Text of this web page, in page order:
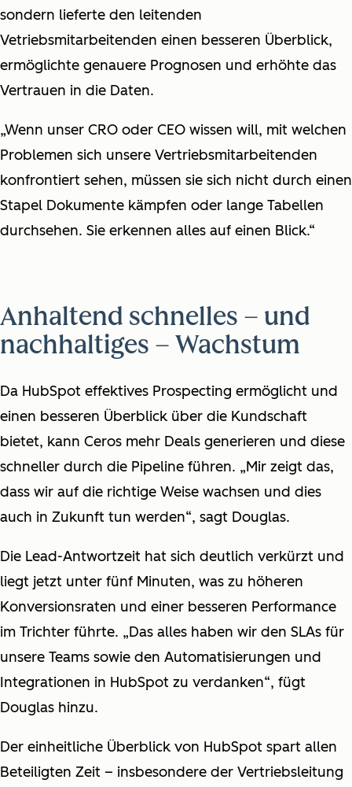
sondern lieferte den leitenden
Vetriebsmitarbeitenden einen besseren Überblick,
ermöglichte genauere Prognosen und erhöhte das
Vertrauen in die Daten.
„Wenn unser CRO oder CEO wissen will, mit welchen
Problemen sich unsere Vertriebsmitarbeitenden
konfrontiert sehen, müssen sie sich nicht durch einen
Stapel Dokumente kämpfen oder lange Tabellen
durchsehen. Sie erkennen alles auf einen Blick.“
Anhaltend schnelles – und
nachhaltiges – Wachstum
Da HubSpot effektives Prospecting ermöglicht und
einen besseren Überblick über die Kundschaft
bietet, kann Ceros mehr Deals generieren und diese
schneller durch die Pipeline führen. „Mir zeigt das,
dass wir auf die richtige Weise wachsen und dies
auch in Zukunft tun werden“, sagt Douglas.
Die Lead-Antwortzeit hat sich deutlich verkürzt und
liegt jetzt unter fünf Minuten, was zu höheren
Konversionsraten und einer besseren Performance
im Trichter führte. „Das alles haben wir den SLAs für
unsere Teams sowie den Automatisierungen und
Integrationen in HubSpot zu verdanken“, fügt
Douglas hinzu.
Der einheitliche Überblick von HubSpot spart allen
Beteiligten Zeit – insbesondere der Vertriebsleitung